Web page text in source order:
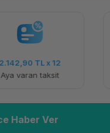
2.142,90 TL
Aya varan taksit
Haber Ver